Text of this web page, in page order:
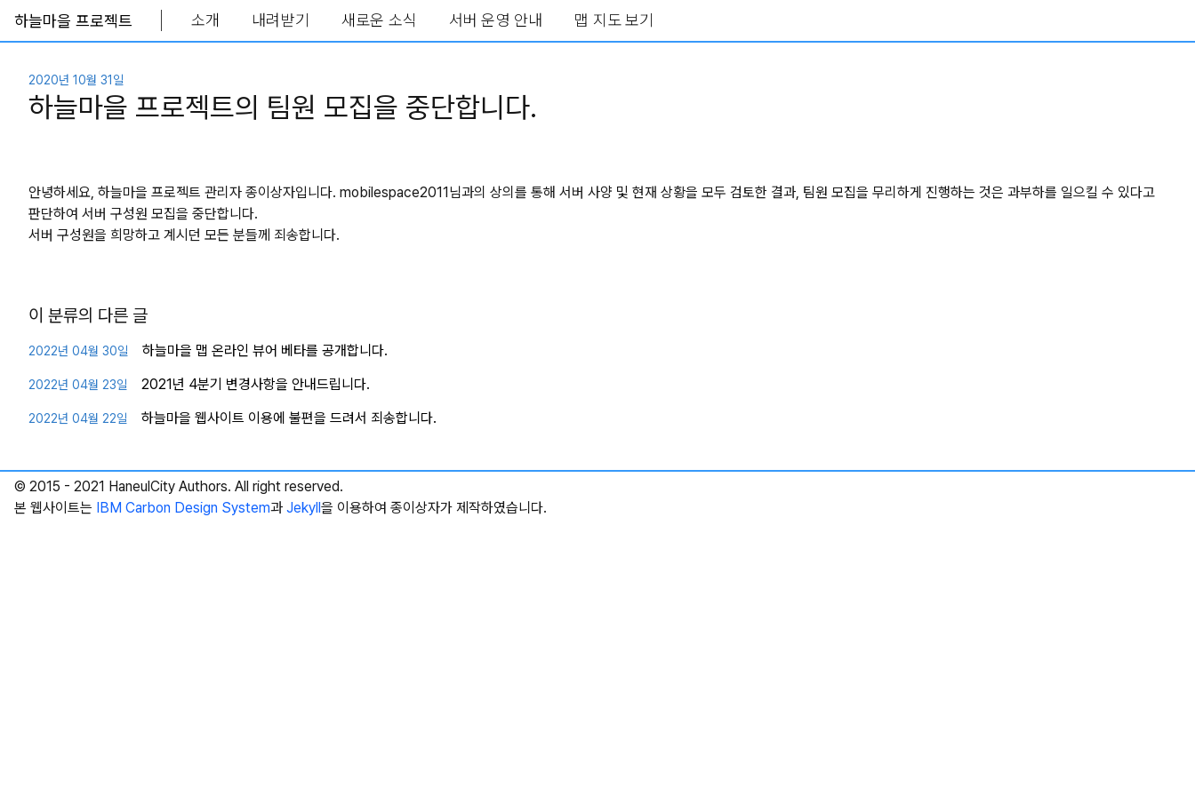
Skip to main content
하늘마을 프로젝트 소개 내려받기 새로운 소식 서버 운영 안내 맵 지도 보기
2020년 10월 31일
하늘마을 프로젝트의 팀원 모집을 중단합니다.
안녕하세요, 하늘마을 프로젝트 관리자 종이상자입니다. mobilespace2011님과의 상의를 통해 서버 사양 및 현재 상황을 모두 검토한 결과, 팀원 모집을 무리하게 진행하는 것은 과부하를 일으킬 수 있다고
판단하여 서버 구성원 모집을 중단합니다.
서버 구성원을 희망하고 계시던 모든 분들께 죄송합니다.
이 분류의 다른 글
2022년 04월 30일 하늘마을 맵 온라인 뷰어 베타를 공개합니다.
2022년 04월 23일 2021년 4분기 변경사항을 안내드립니다.
2022년 04월 22일 하늘마을 웹사이트 이용에 불편을 드려서 죄송합니다.
© 2015 - 2021 HaneulCity Authors. All right reserved.
본 웹사이트는 IBM Carbon Design System과 Jekyll을 이용하여 종이상자가 제작하였습니다.